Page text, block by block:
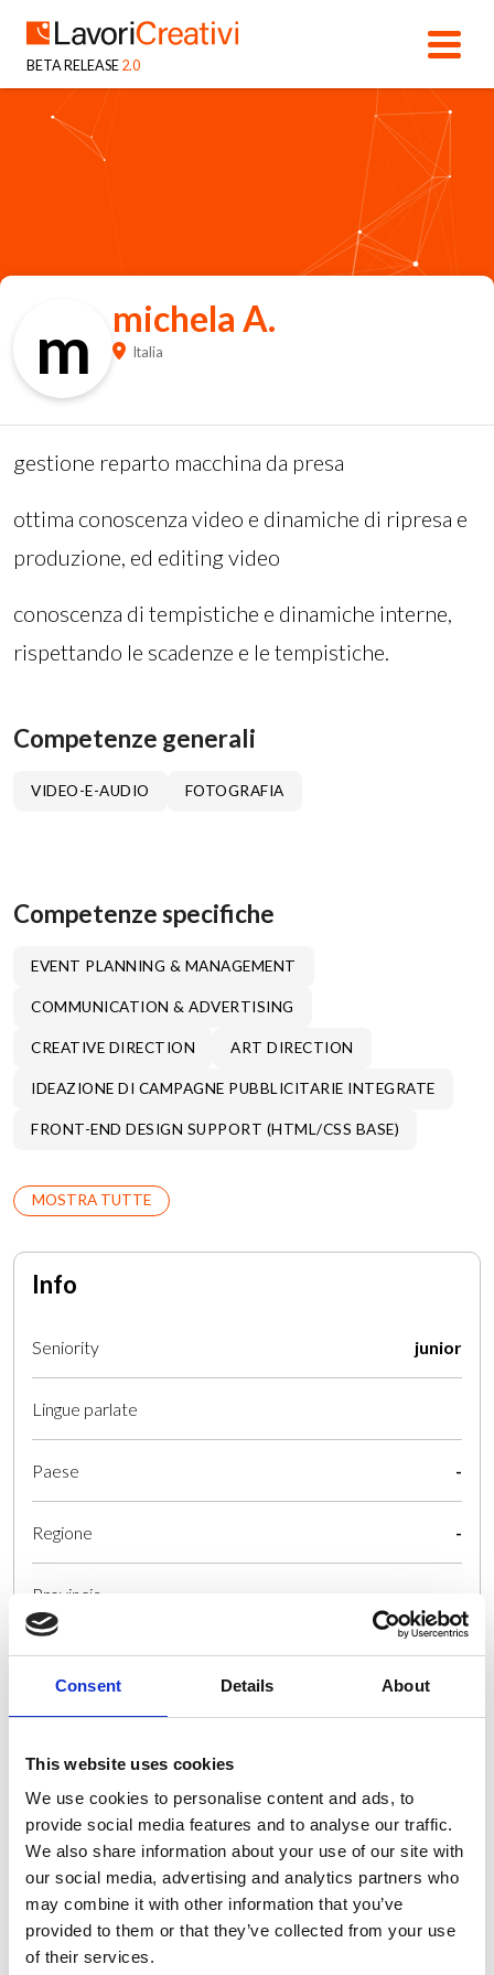
Consent Details About
This website uses cookies
We use cookies to personalise content and ads, to
provide social media features and to analyse our traffic.
We also share information about your use of our site with
our social media, advertising and analytics partners who
may combine it with other information that you’ve
provided to them or that they’ve collected from your use
of their services.
BETA RELEASE 2.0
m michela A.
Italia
gestione reparto macchina da presa
ottima conoscenza video e dinamiche di ripresa e
produzione, ed editing video
conoscenza di tempistiche e dinamiche interne,
rispettando le scadenze e le tempistiche.
Competenze generali
VIDEO-E-AUDIO FOTOGRAFIA
Competenze specifiche
EVENT PLANNING & MANAGEMENT
COMMUNICATION & ADVERTISING
CREATIVE DIRECTION ART DIRECTION
IDEAZIONE DI CAMPAGNE PUBBLICITARIE INTEGRATE
FRONT-END DESIGN SUPPORT (HTML/CSS BASE)
MOSTRA TUTTE
Info
Seniority junior
Lingue parlate
Paese -
Regione -
Provincia
Città -
Disponibilità da remoto -
Disponibilità lavoro ibrido -
Disponibilità lavoro all'estero